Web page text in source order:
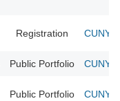
Registration CUNY
Public Portfolio CUNY
Public Portfolio CUNY